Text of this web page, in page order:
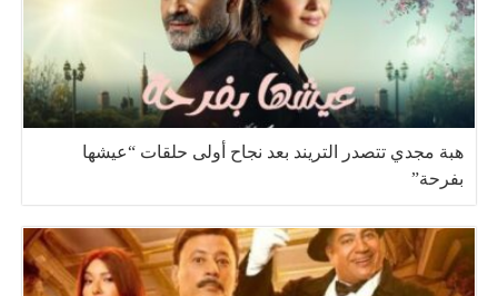
هبة مجدي تتصدر التريند بعد نجاح أولى حلقات “عيشها
بفرحة”